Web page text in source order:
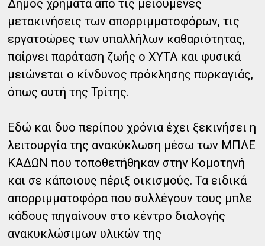
Δήμος χρήματα από τις μειούμενες
μετακινήσεις των απορριμματοφόρων, τις
εργατοώρες των υπαλλήλων καθαριότητας,
παίρνει παράταση ζωής ο ΧΥΤΑ και φυσικά
μειώνεται ο κίνδυνος πρόκλησης πυρκαγιάς,
όπως αυτή της Τρίτης.
Εδώ και δυο περίπου χρόνια έχει ξεκινήσει η
λειτουργία της ανακύκλωση μέσω των ΜΠΛΕ
ΚΑΔΩΝ που τοποθετήθηκαν στην Κομοτηνή
και σε κάποιους πέριξ οικισμούς. Τα ειδικά
απορριμματοφόρα που συλλέγουν τους μπλε
κάδους πηγαίνουν στο κέντρο διαλογής
ανακυκλώσιμων υλικών της